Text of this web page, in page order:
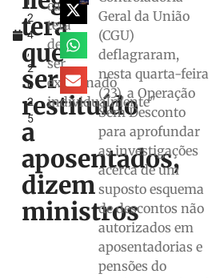
2
4
,
2
0
2
5
terá
que
ser
restituído
a
aposentados,
dizem
ministros
caso
terá
de
ser
examinado
individualmente"
Geral da União
(CGU)
deflagraram,
nesta quarta-feira
(23), a Operação
Sem Desconto
para aprofundar
as investigações
acerca de um
suposto esquema
de descontos não
autorizados em
aposentadorias e
pensões do